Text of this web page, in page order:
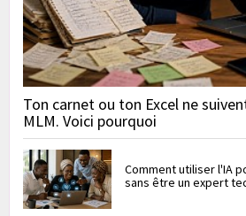
Ton carnet ou ton Excel ne
MLM. Voici pourquoi
Comment utiliser l'IA
sans être un expert